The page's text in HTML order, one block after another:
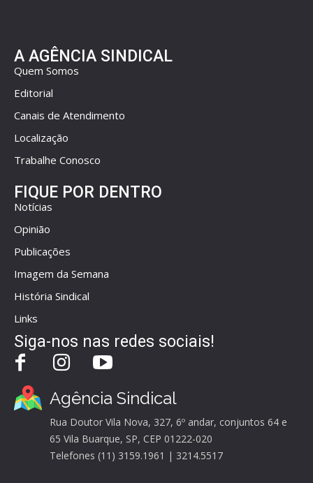
A AGÊNCIA SINDICAL
Quem Somos
Editorial
Canais de Atendimento
Localização
Trabalhe Conosco
FIQUE POR DENTRO
Notícias
Opinião
Publicações
Imagem da Semana
História Sindical
Links
Siga-nos nas redes sociais!
Agência Sindical
Rua Doutor Vila Nova, 327, 6º andar, conjuntos 64 e
65 Vila Buarque, SP, CEP 01222-020
Telefones (11) 3159.1961 | 3214.5517